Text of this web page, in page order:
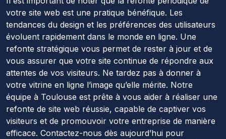
votre site web est une pratique bénéfique. Les
tendances du design et les préférences des utilisateurs
évoluent rapidement dans le monde en ligne. Une
refonte stratégique vous permet de rester à jour et de
vous assurer que votre site continue de répondre aux
attentes de vos visiteurs. Ne tardez pas à donner à
votre vitrine en ligne l’image qu’elle mérite. Notre
équipe à Toulouse est prête à vous aider à réaliser une
refonte de site web réussie, capable de captiver vos
visiteurs et de promouvoir votre entreprise de manière
efficace. Contactez-nous dès aujourd’hui pour